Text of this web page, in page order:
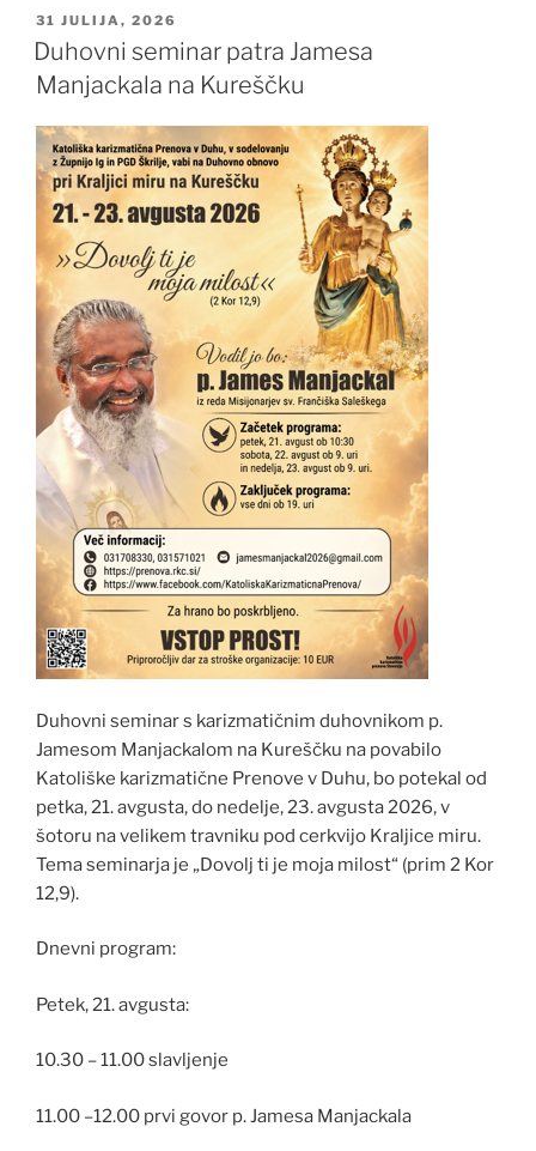
OBJAVLJENO
DNE
31 JULIJA, 2026
Duhovni seminar patra Jamesa
Manjackala na Kureščku
Duhovni seminar s karizmatičnim duhovnikom p.
Jamesom Manjackalom na Kureščku na povabilo
Katoliške karizmatične Prenove v Duhu, bo potekal od
petka, 21. avgusta, do nedelje, 23. avgusta 2026, v
šotoru na velikem travniku pod cerkvijo Kraljice miru.
Tema seminarja je „Dovolj ti je moja milost“ (prim 2 Kor
12,9).
Dnevni program:
Petek, 21. avgusta:
10.30 – 11.00 slavljenje
11.00 –12.00 prvi govor p. Jamesa Manjackala